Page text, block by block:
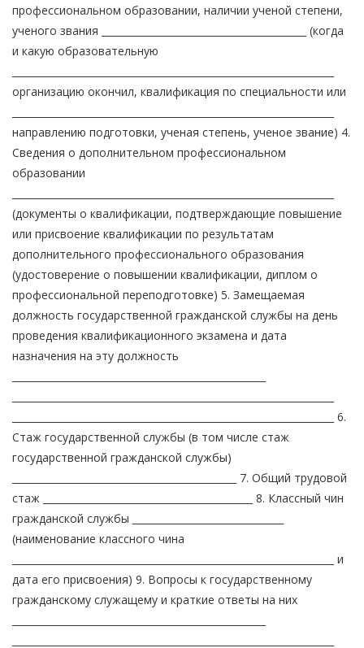
профессиональном образовании, наличии ученой степени,
ученого звания __________________________________________ (когда
и какую образовательную
организацию окончил, квалификация по специальности или
направлению подготовки, ученая степень, ученое звание) 4.
Сведения о дополнительном профессиональном
образовании
(документы о квалификации, подтверждающие повышение
или присвоение квалификации по результатам
дополнительного профессионального образования
(удостоверение о повышении квалификации, диплом о
профессиональной переподготовке) 5. Замещаемая
должность государственной гражданской службы на день
проведения квалификационного экзамена и дата
назначения на эту должность
__________________________________________________________________ 6.
Стаж государственной службы (в том числе стаж
государственной гражданской службы)
______________________________________________ 7. Общий трудовой
стаж ___________________________________________ 8. Классный чин
гражданской службы _______________________________
(наименование классного чина
__________________________________________________________________ и
дата его присвоения) 9. Вопросы к государственному
гражданскому служащему и краткие ответы на них